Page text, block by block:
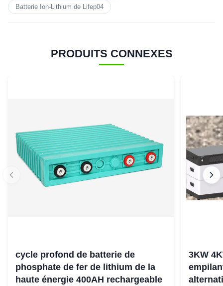
Batterie Ion-Lithium de Lifep04
PRODUITS CONNEXES
cycle profond de batterie de
phosphate de fer de lithium de la
haute énergie 400AH rechargeable
3KW